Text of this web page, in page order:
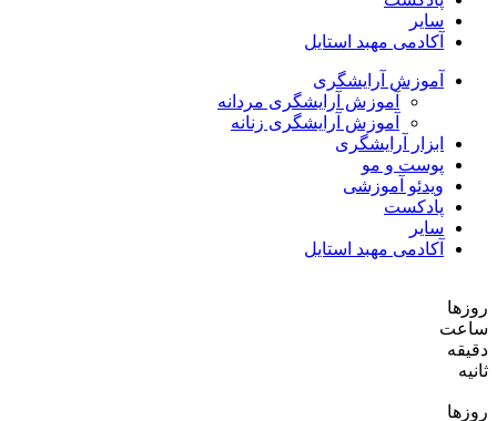
سایر
آکادمی مهبد استایل
آموزش آرایشگری
آموزش آرایشگری مردانه
آموزش آرایشگری زنانه
ابزار آرایشگری
پوست و مو
ویدئو آموزشی
پادکست
سایر
آکادمی مهبد استایل
روزها
ساعت‌
دقیقه
ثانیه
روزها